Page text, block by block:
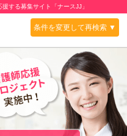
する募集サイト「ナースJJ」
条件を変更して再検索 ▼